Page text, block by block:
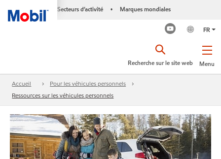
Secteurs d’activité • Marques mondiales
FR
Menu
Recherche sur le site web
Accueil
Pour les véhicules personnels
Ressources sur les véhicules personnels